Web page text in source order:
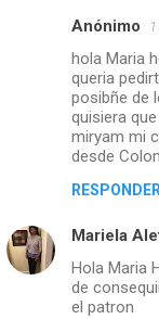
Anónimo
hola Maria
queria
posibñe de
quisiera
miryam mi
desde
Mariela
Hola Maria
de
el patron